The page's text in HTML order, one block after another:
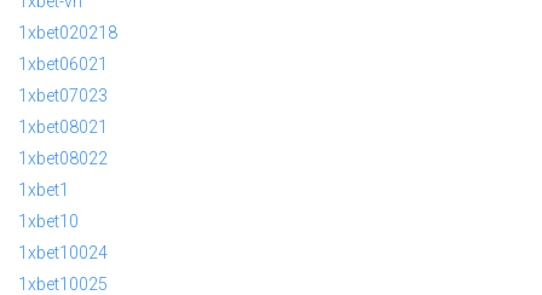
1xbet020218
1xbet06021
1xbet07023
1xbet08021
1xbet08022
1xbet1
1xbet10
1xbet10024
1xbet10025